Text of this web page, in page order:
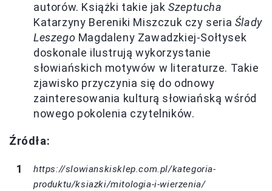
autorów. Książki takie jakSzeptucha
Katarzyny Bereniki Miszczuk czy seria Ślady
Leszego Magdaleny Zawadzkiej-Sołtysek
doskonale ilustrują wykorzystanie
słowiańskich motywów w literaturze. Takie
zjawisko przyczynia się do odnowy
zainteresowania kulturą słowiańską wśród
nowego pokolenia czytelników.
Źródła:
https://slowianskisklep.com.pl/kategoria-
produktu/ksiazki/mitologia-i-wierzenia/